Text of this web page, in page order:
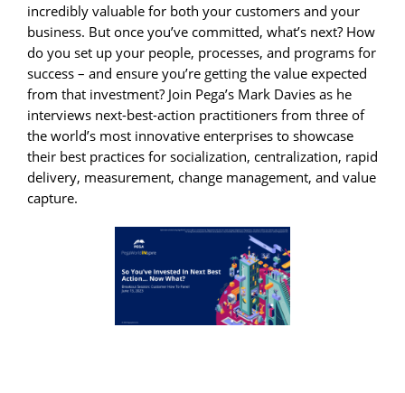
incredibly valuable for both your customers and your
business. But once you’ve committed, what’s next? How
do you set up your people, processes, and programs for
success ­– and ensure you’re getting the value expected
from that investment? Join Pega’s Mark Davies as he
interviews next-best-action practitioners from three of
the world’s most innovative enterprises to showcase
their best practices for socialization, centralization, rapid
delivery, measurement, change management, and value
capture.